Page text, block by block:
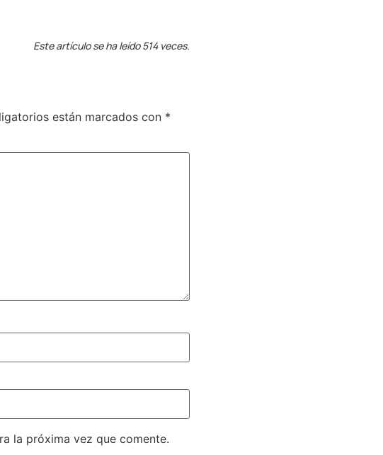
Este artículo se ha leído 514 veces.
están marcados con *
la próxima vez que comente.